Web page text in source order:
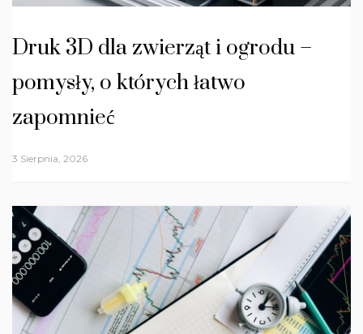
Druk 3D dla zwierząt i ogrodu –
pomysły, o których łatwo
zapomnieć
3 Sierpnia, 2026